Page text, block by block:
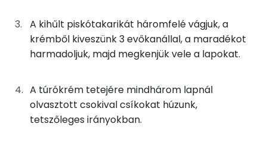
0gsó 0 kcal
63gtehéntúró
92 kcal
17g tejföl
Kálcium
Nátrium
TOP vitaminok
Kolin:
A kihűlt piskótakarikát háromfelé vágjuk, a
krémből kiveszünk 3 evőkanállal, a maradékot
harmadoljuk, majd megkenjük vele a lapokat.
A túrókrém tetejére mindhárom lapnál
olvasztott csokival csíkokat húzunk,
tetszőleges irányokban.